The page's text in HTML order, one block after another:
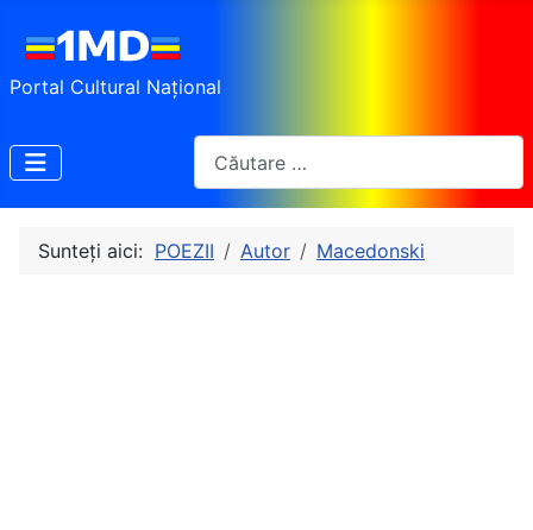
Portal Cultural Național
Sunteți aici: POEZII Autor Macedonski